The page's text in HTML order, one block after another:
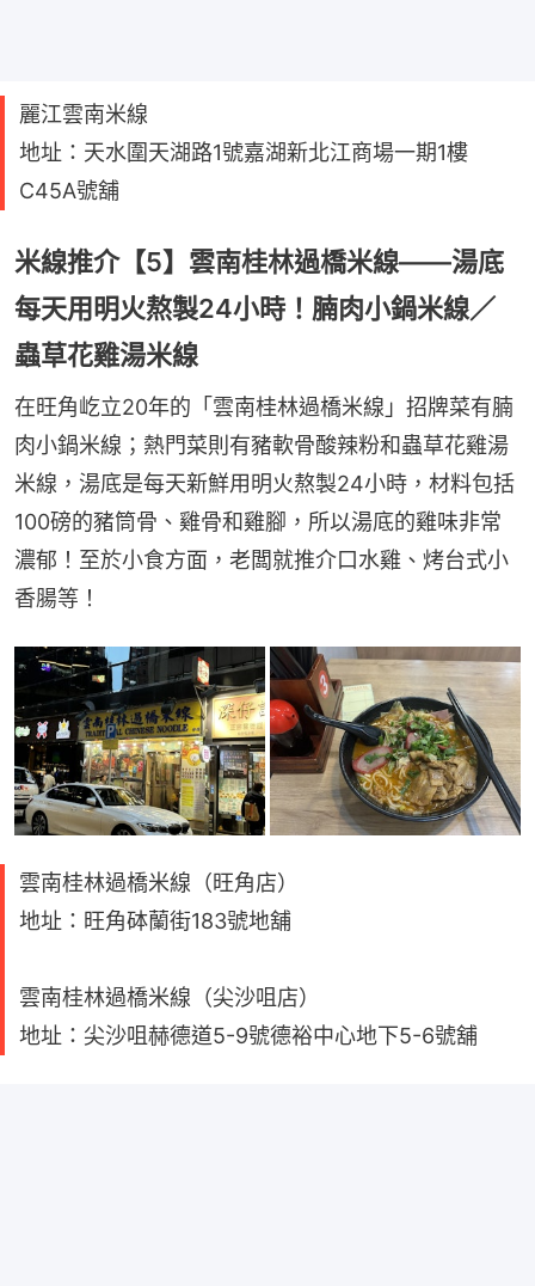
麗江雲南米線
地址：天水圍天湖路1號嘉湖新北江商場一期1樓
C45A號舖
米線推介【5】雲南桂林過橋米線——湯底
每天用明火熬製24小時！腩肉小鍋米線／
蟲草花雞湯米線
在旺角屹立20年的「雲南桂林過橋米線」招牌菜有腩
肉小鍋米線；熱門菜則有豬軟骨酸辣粉和蟲草花雞湯
米線，湯底是每天新鮮用明火熬製24小時，材料包括
100磅的豬筒骨、雞骨和雞腳，所以湯底的雞味非常
濃郁！至於小食方面，老闆就推介口水雞、烤台式小
香腸等！
雲南桂林過橋米線（旺角店）
地址：旺角砵蘭街183號地舖
雲南桂林過橋米線（尖沙咀店）
地址：尖沙咀赫德道5-9號德裕中心地下5-6號舖